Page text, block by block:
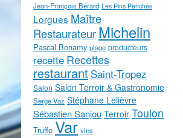
Jean-François Bérard Les Pins Penchés
Lorgues Maître
RestaurateurMichelin
Pascal Bonamy plage producteurs
recette Recettes
restaurant Saint-Tropez
Salon Salon Terroir & Gastronomie
Serge Vaz Stéphane Lelièvre
Sébastien Sanjou Terroir Toulon
Truffe Var vins